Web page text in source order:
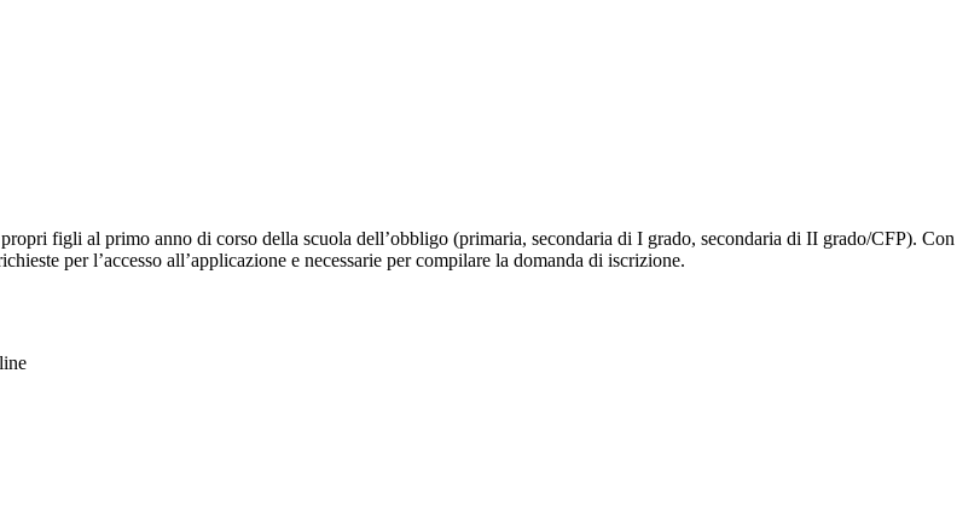
figli al primo anno di corso della scuola dell’obbligo (primaria, secondaria di I grado, secondaria di II grado/CFP). Con
per l’accesso all’applicazione e necessarie per compilare la domanda di iscrizione.